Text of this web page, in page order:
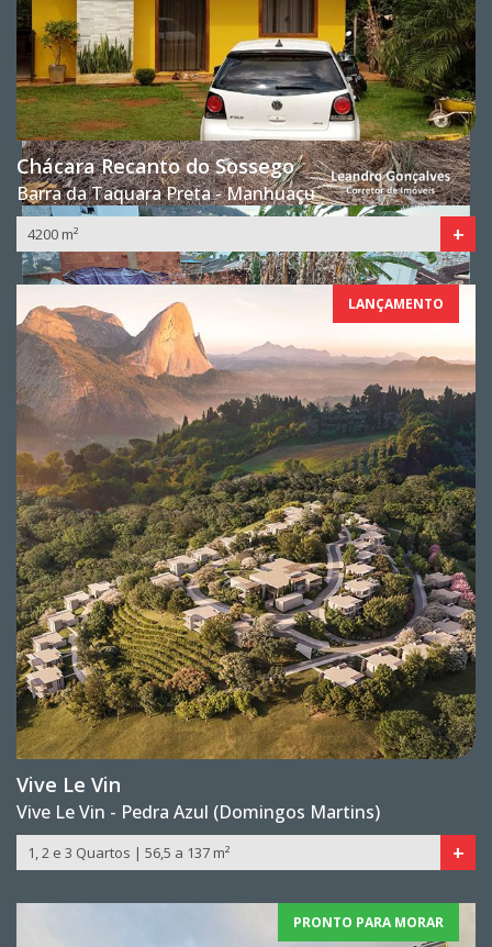
Chácara Recanto do Sossego
Barra da Taquara Preta - Manhuaçu
4200 m² +
Vive Le Vin
Vive Le Vin - Pedra Azul (Domingos Martins)
1, 2 e 3 Quartos | 56,5 a 137 m² +
LANÇAMENTO
PRONTO PARA MORAR